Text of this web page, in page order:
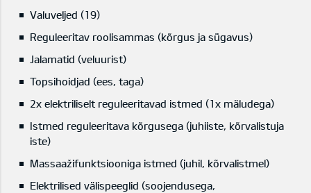
Valuveljed (19)
Reguleeritav roolisammas (kõrgus ja sügavus)
Jalamatid (veluurist)
Topsihoidjad (ees, taga)
2x elektriliselt reguleeritavad istmed (1x mäludega)
Istmed reguleeritava kõrgusega (juhiiste, kõrvalistuja
iste)
Massaažifunktsiooniga istmed (juhil, kõrvalistmel)
Elektrilised välispeeglid (soojendusega,